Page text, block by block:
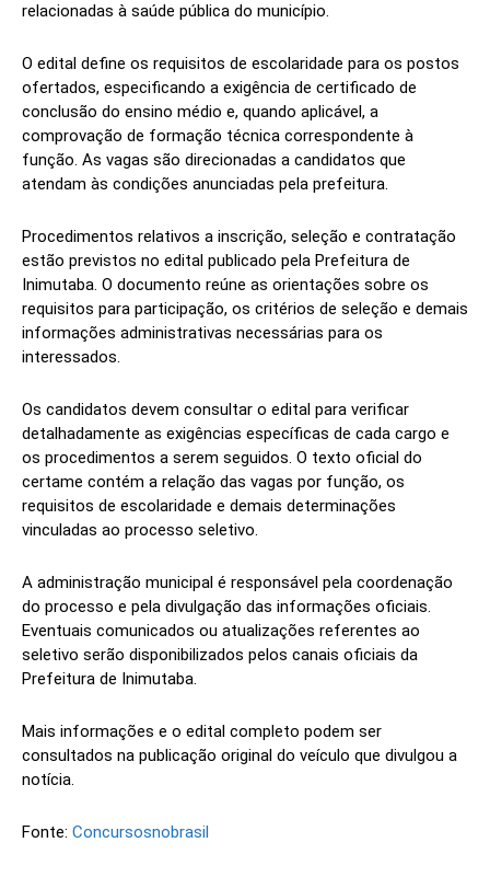
relacionadas à saúde pública do município.
O edital define os requisitos de escolaridade para os postos
ofertados, especificando a exigência de certificado de
conclusão do ensino médio e, quando aplicável, a
comprovação de formação técnica correspondente à
função. As vagas são direcionadas a candidatos que
atendam às condições anunciadas pela prefeitura.
Procedimentos relativos a inscrição, seleção e contratação
estão previstos no edital publicado pela Prefeitura de
Inimutaba. O documento reúne as orientações sobre os
requisitos para participação, os critérios de seleção e demais
informações administrativas necessárias para os
interessados.
Os candidatos devem consultar o edital para verificar
detalhadamente as exigências específicas de cada cargo e
os procedimentos a serem seguidos. O texto oficial do
certame contém a relação das vagas por função, os
requisitos de escolaridade e demais determinações
vinculadas ao processo seletivo.
A administração municipal é responsável pela coordenação
do processo e pela divulgação das informações oficiais.
Eventuais comunicados ou atualizações referentes ao
seletivo serão disponibilizados pelos canais oficiais da
Prefeitura de Inimutaba.
Mais informações e o edital completo podem ser
consultados na publicação original do veículo que divulgou a
notícia.
Fonte: Concursosnobrasil